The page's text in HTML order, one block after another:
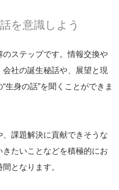
を意識しよう
ステップです。情報交換や
社の誕生秘話や、展望と現
生身の話”を聞くことができま
課題解決に貢献できそうな
たいことなどを積極的にお
となります。